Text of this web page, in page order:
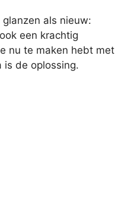
als nieuw:
een krachtig
nu te maken hebt met
is de oplossing.